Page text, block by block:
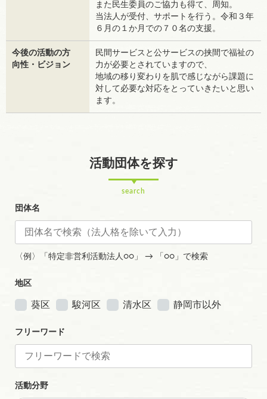
また民生委員のご協力も得て、周知。
当法人が受付、サポートを行う。令和３年
６月の１か月での７０名の支援。
今後の活動の方
向性・ビジョン
民間サービスと公サービスの挟間で福祉の
力が必要とされていますので、
地域の移り変わりを肌で感じながら課題に
対して必要な対応をとっていきたいと思い
ます。
活動団体を探す
search
団体名
〈例〉「特定非営利活動法人○○」 → 「○○」で検索
地区
葵区 駿河区 清水区 静岡市以外
フリーワード
活動分野